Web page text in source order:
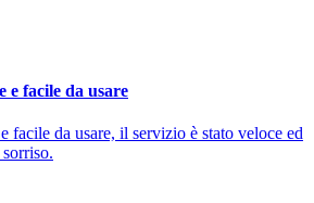
e facile da usare
facile da usare, il servizio è stato veloce ed